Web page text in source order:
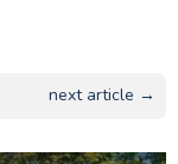
next article →